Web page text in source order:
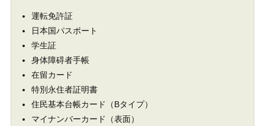
運転免許証
日本国パスポート
学生証
身体障碍者手帳
在留カード
特別永住者証明書
住民基本台帳カード（Bタイプ）
マイナンバーカード（表面）